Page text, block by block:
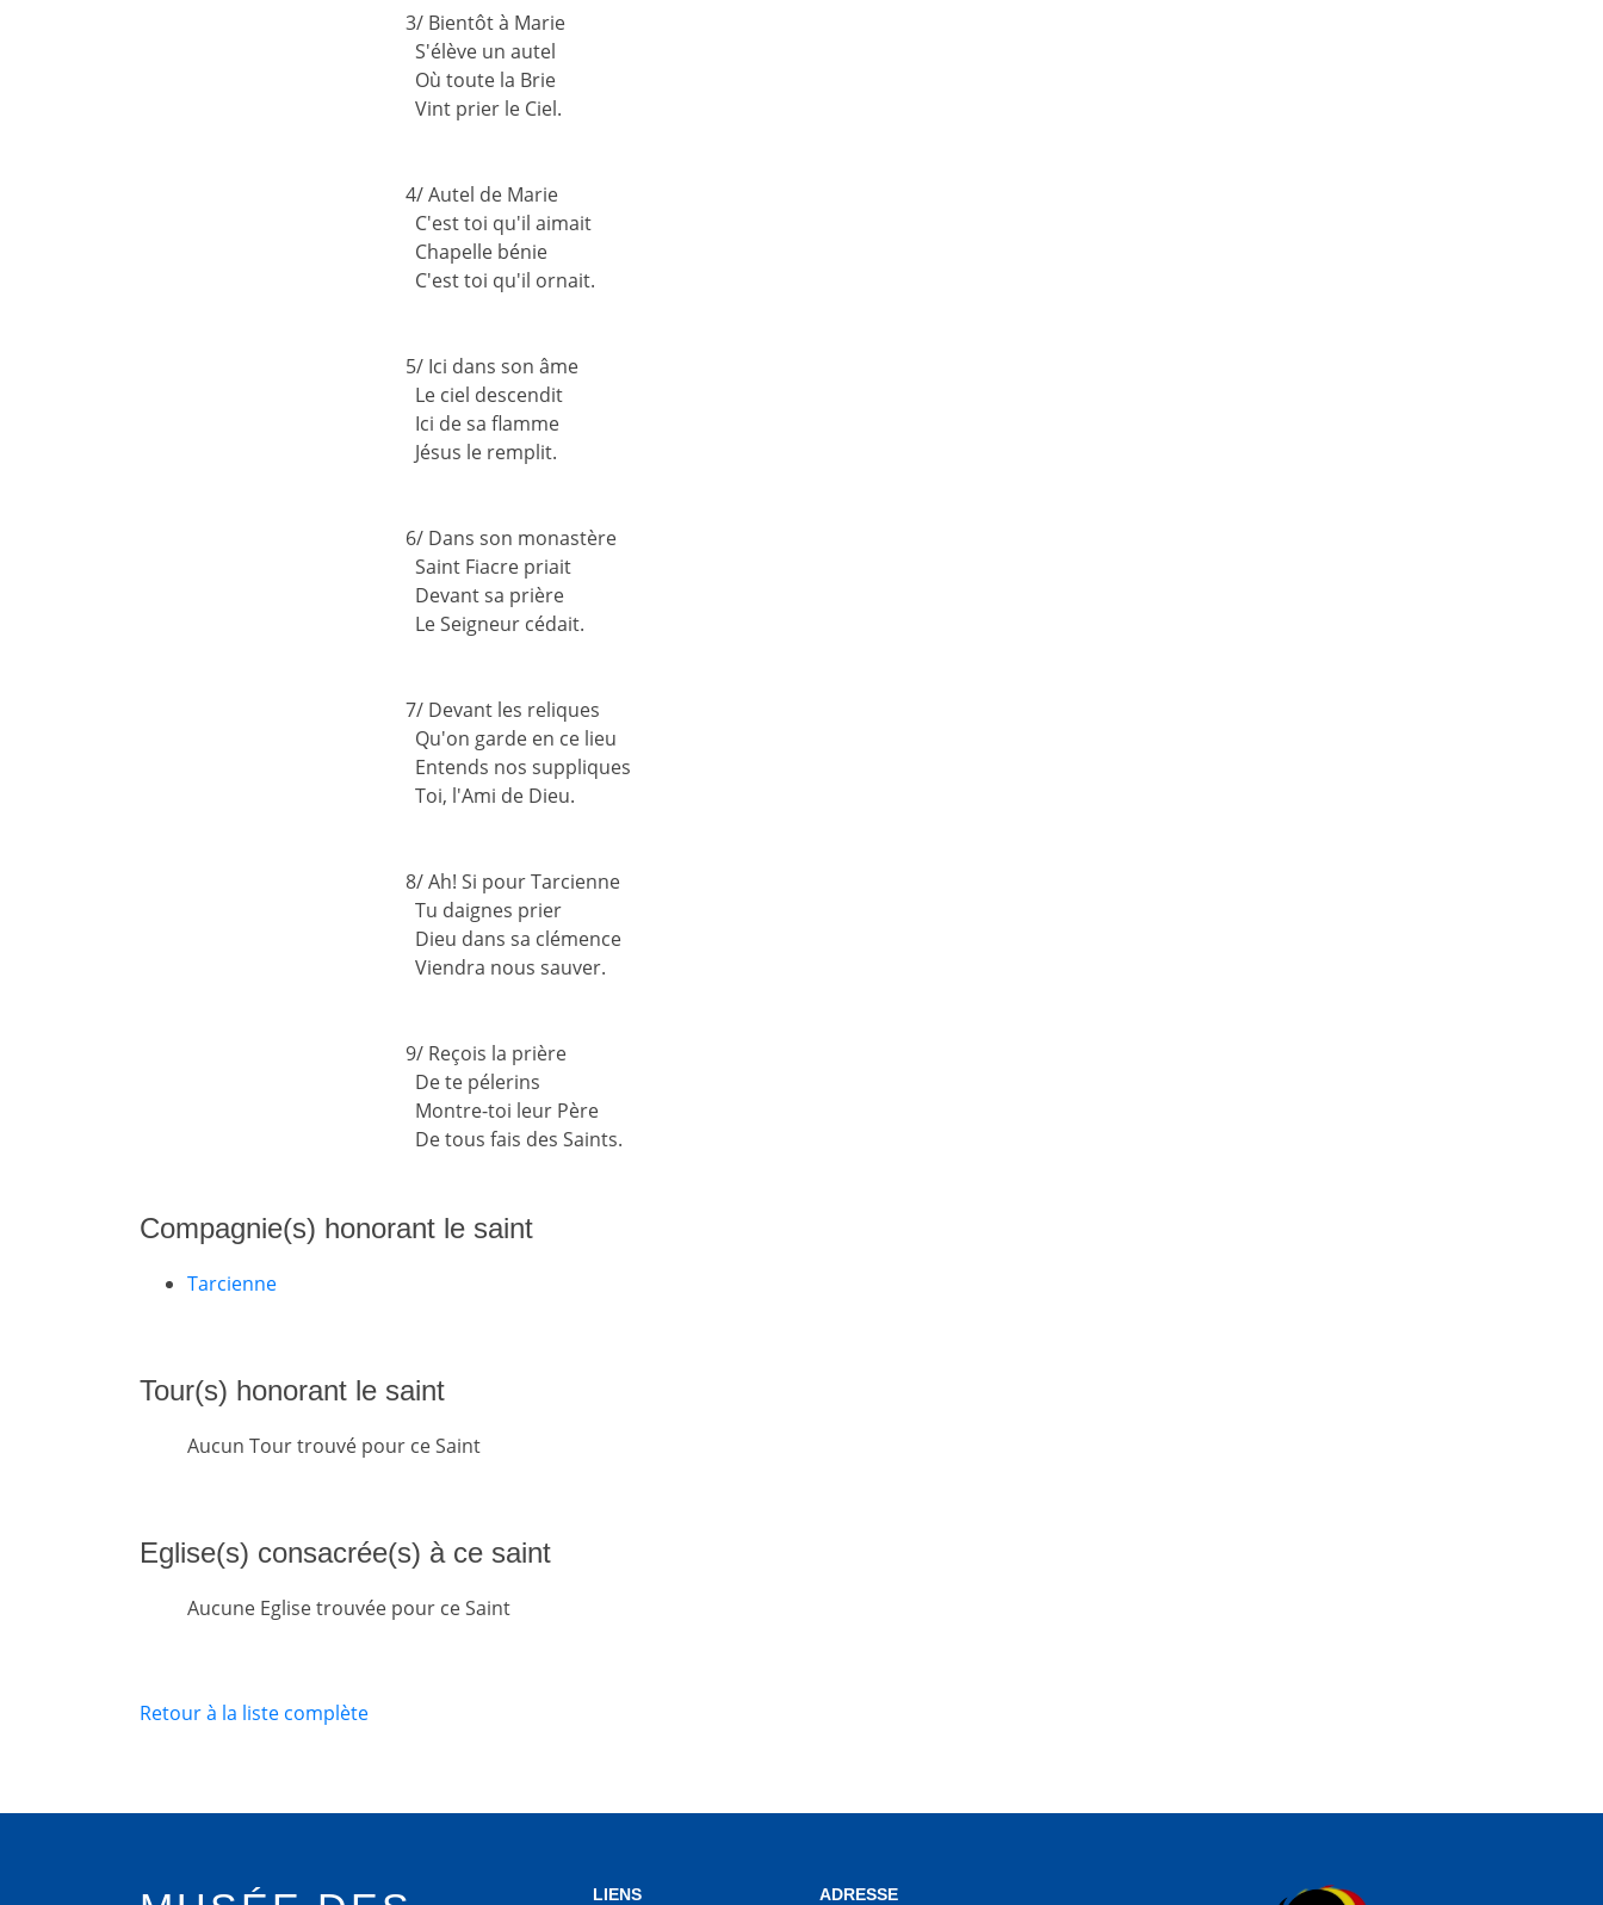
3/ Bientôt à Marie
S'élève un autel
Où toute la Brie
Vint prier le Ciel.
4/ Autel de Marie
C'est toi qu'il aimait
Chapelle bénie
C'est toi qu'il ornait.
5/ Ici dans son âme
Le ciel descendit
Ici de sa flamme
Jésus le remplit.
6/ Dans son monastère
Saint Fiacre priait
Devant sa prière
Le Seigneur cédait.
7/ Devant les reliques
Qu'on garde en ce lieu
Entends nos suppliques
Toi, l'Ami de Dieu.
8/ Ah! Si pour Tarcienne
Tu daignes prier
Dieu dans sa clémence
Viendra nous sauver.
9/ Reçois la prière
De te pélerins
Montre-toi leur Père
De tous fais des Saints.
Compagnie(s) honorant le saint
Tarcienne
Tour(s) honorant le saint
Aucun Tour trouvé pour ce Saint
Eglise(s) consacrée(s) à ce saint
Aucune Eglise trouvée pour ce Saint
Retour à la liste complète
LIENS ADRESSE